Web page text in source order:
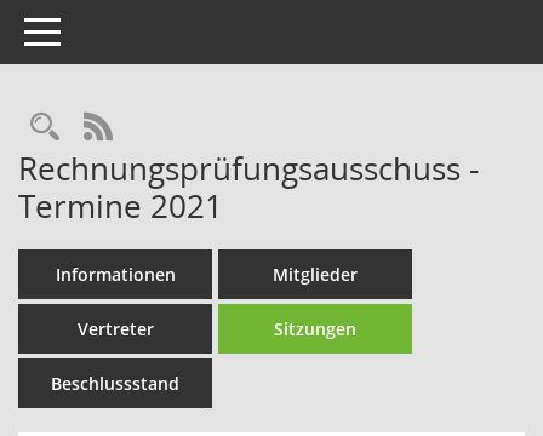
Toggle navigation
Rechercheauswahl
RSS-Feed
Rechnungsprüfungsausschuss -
Termine 2021
Informationen Mitglieder
Vertreter Sitzungen
Beschlussstand